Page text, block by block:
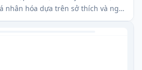
nhân hóa dựa trên sở thích và ngân